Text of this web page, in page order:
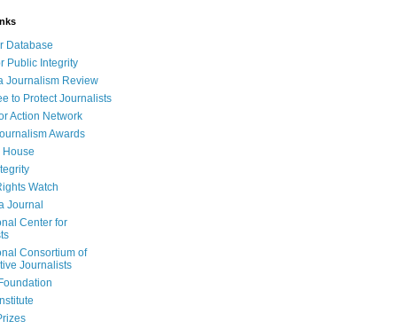
Database
Public Integrity
Journalism Review
to Protect Journalists
Action Network
Awards
House
Watch
Journal
Center for
Consortium of
Journalists